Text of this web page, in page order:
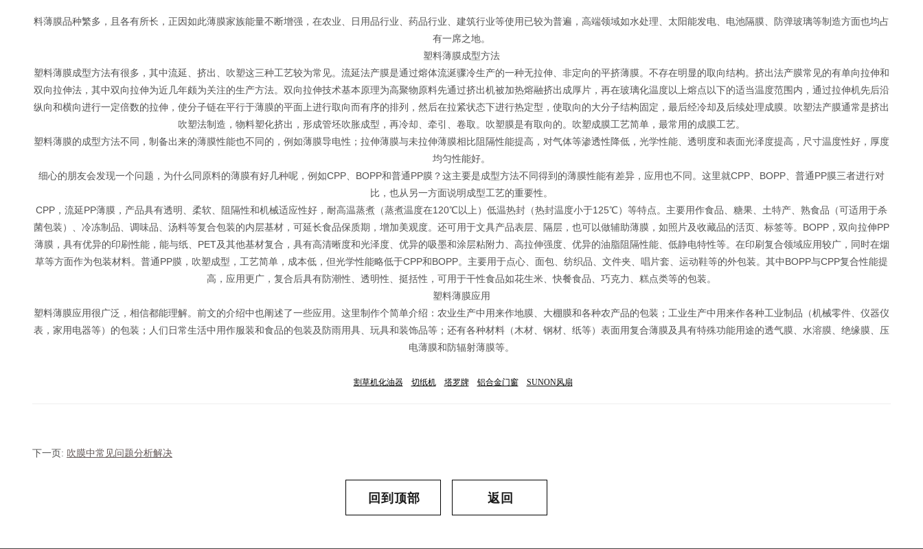
料薄膜品种繁多，且各有所长，正因如此薄膜家族能量不断增强，在农业、日用品行业、药品行业、建筑行业等使用已较为普遍，高端领域如水处理、太阳能发电、电池隔膜、防弹玻璃等制造方面也均占
有一席之地。
塑料薄膜成型方法
塑料薄膜成型方法有很多，其中流延、挤出、吹塑这三种工艺较为常见。流延法产膜是通过熔体流涎骤冷生产的一种无拉伸、非定向的平挤薄膜。不存在明显的取向结构。挤出法产膜常见的有单向拉伸和
双向拉伸法，其中双向拉伸为近几年颇为关注的生产方法。双向拉伸技术基本原理为高聚物原料先通过挤出机被加热熔融挤出成厚片，再在玻璃化温度以上熔点以下的适当温度范围内，通过拉伸机先后沿
纵向和横向进行一定倍数的拉伸，使分子链在平行于薄膜的平面上进行取向而有序的排列，然后在拉紧状态下进行热定型，使取向的大分子结构固定，最后经冷却及后续处理成膜。吹塑法产膜通常是挤出
吹塑法制造，物料塑化挤出，形成管坯吹胀成型，再冷却、牵引、卷取。吹塑膜是有取向的。吹塑成膜工艺简单，最常用的成膜工艺。
塑料薄膜的成型方法不同，制备出来的薄膜性能也不同的，例如薄膜导电性；拉伸薄膜与未拉伸薄膜相比阻隔性能提高，对气体等渗透性降低，光学性能、透明度和表面光泽度提高，尺寸温度性好，厚度
均匀性能好。
细心的朋友会发现一个问题，为什么同原料的薄膜有好几种呢，例如CPP、BOPP和普通PP膜？这主要是成型方法不同得到的薄膜性能有差异，应用也不同。这里就CPP、BOPP、普通PP膜三者进行对
比，也从另一方面说明成型工艺的重要性。
CPP，流延PP薄膜，产品具有透明、柔软、阻隔性和机械适应性好，耐高温蒸煮（蒸煮温度在120℃以上）低温热封（热封温度小于125℃）等特点。主要用作食品、糖果、土特产、熟食品（可适用于杀
菌包装）、冷冻制品、调味品、汤料等复合包装的内层基材，可延长食品保质期，增加美观度。还可用于文具产品表层、隔层，也可以做辅助薄膜，如照片及收藏品的活页、标签等。BOPP，双向拉伸PP
薄膜，具有优异的印刷性能，能与纸、PET及其他基材复合，具有高清晰度和光泽度、优异的吸墨和涂层粘附力、高拉伸强度、优异的油脂阻隔性能、低静电特性等。在印刷复合领域应用较广，同时在烟
草等方面作为包装材料。普通PP膜，吹塑成型，工艺简单，成本低，但光学性能略低于CPP和BOPP。主要用于点心、面包、纺织品、文件夹、唱片套、运动鞋等的外包装。其中BOPP与CPP复合性能提
高，应用更广，复合后具有防潮性、透明性、挺括性，可用于干性食品如花生米、快餐食品、巧克力、糕点类等的包装。
塑料薄膜应用
塑料薄膜应用很广泛，相信都能理解。前文的介绍中也阐述了一些应用。这里制作个简单介绍：农业生产中用来作地膜、大棚膜和各种农产品的包装；工业生产中用来作各种工业制品（机械零件、仪器仪
表，家用电器等）的包装；人们日常生活中用作服装和食品的包装及防雨用具、玩具和装饰品等；还有各种材料（木材、钢材、纸等）表面用复合薄膜及具有特殊功能用途的透气膜、水溶膜、绝缘膜、压
电薄膜和防辐射薄膜等。
割草机化油器 切纸机 塔罗牌 铝合金门窗 SUNON风扇
下一页: 吹膜中常见问题分析解决
回到顶部 返回